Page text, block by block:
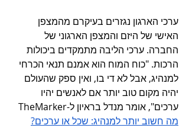
ערכי הארגון נגזרים בעיקרם מהמצפן
האישי של היזם והמצפן הארגוני של
החברה. ערכי הליבה מתמקדים ביכולות
הרכות. "כוח המוח הוא אמנם תנאי הכרחי
למנהיג, אבל לא די בו, ואין ספק שהעולם
יהיה מקום טוב יותר אם לאנשים יהיו
ערכים", אומר מנדל בראיון ל-TheMarker
מה חשוב יותר למנהיג: שכל או ערכים?